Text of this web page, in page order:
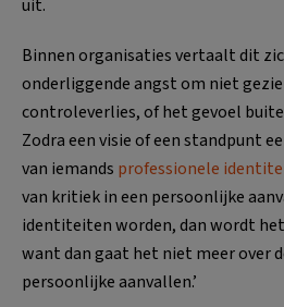
uit.
Binnen organisaties vertaalt dit
onderliggende angst om niet
controleverlies, of het gevoel
Zodra een visie of een standpunt
van iemands professionele
van kritiek in een persoonlijke
identiteiten worden, dan wordt
want dan gaat het niet meer over
persoonlijke aanvallen.’